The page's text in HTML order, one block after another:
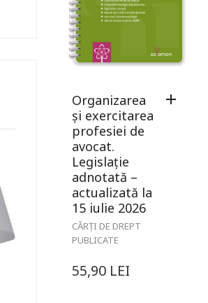
Organizarea
și exercitarea
profesiei de
avocat.
Legislație
adnotată –
actualizată la
15 iulie 2026
CĂRȚI DE DREPT
PUBLICATE
55,90 LEI